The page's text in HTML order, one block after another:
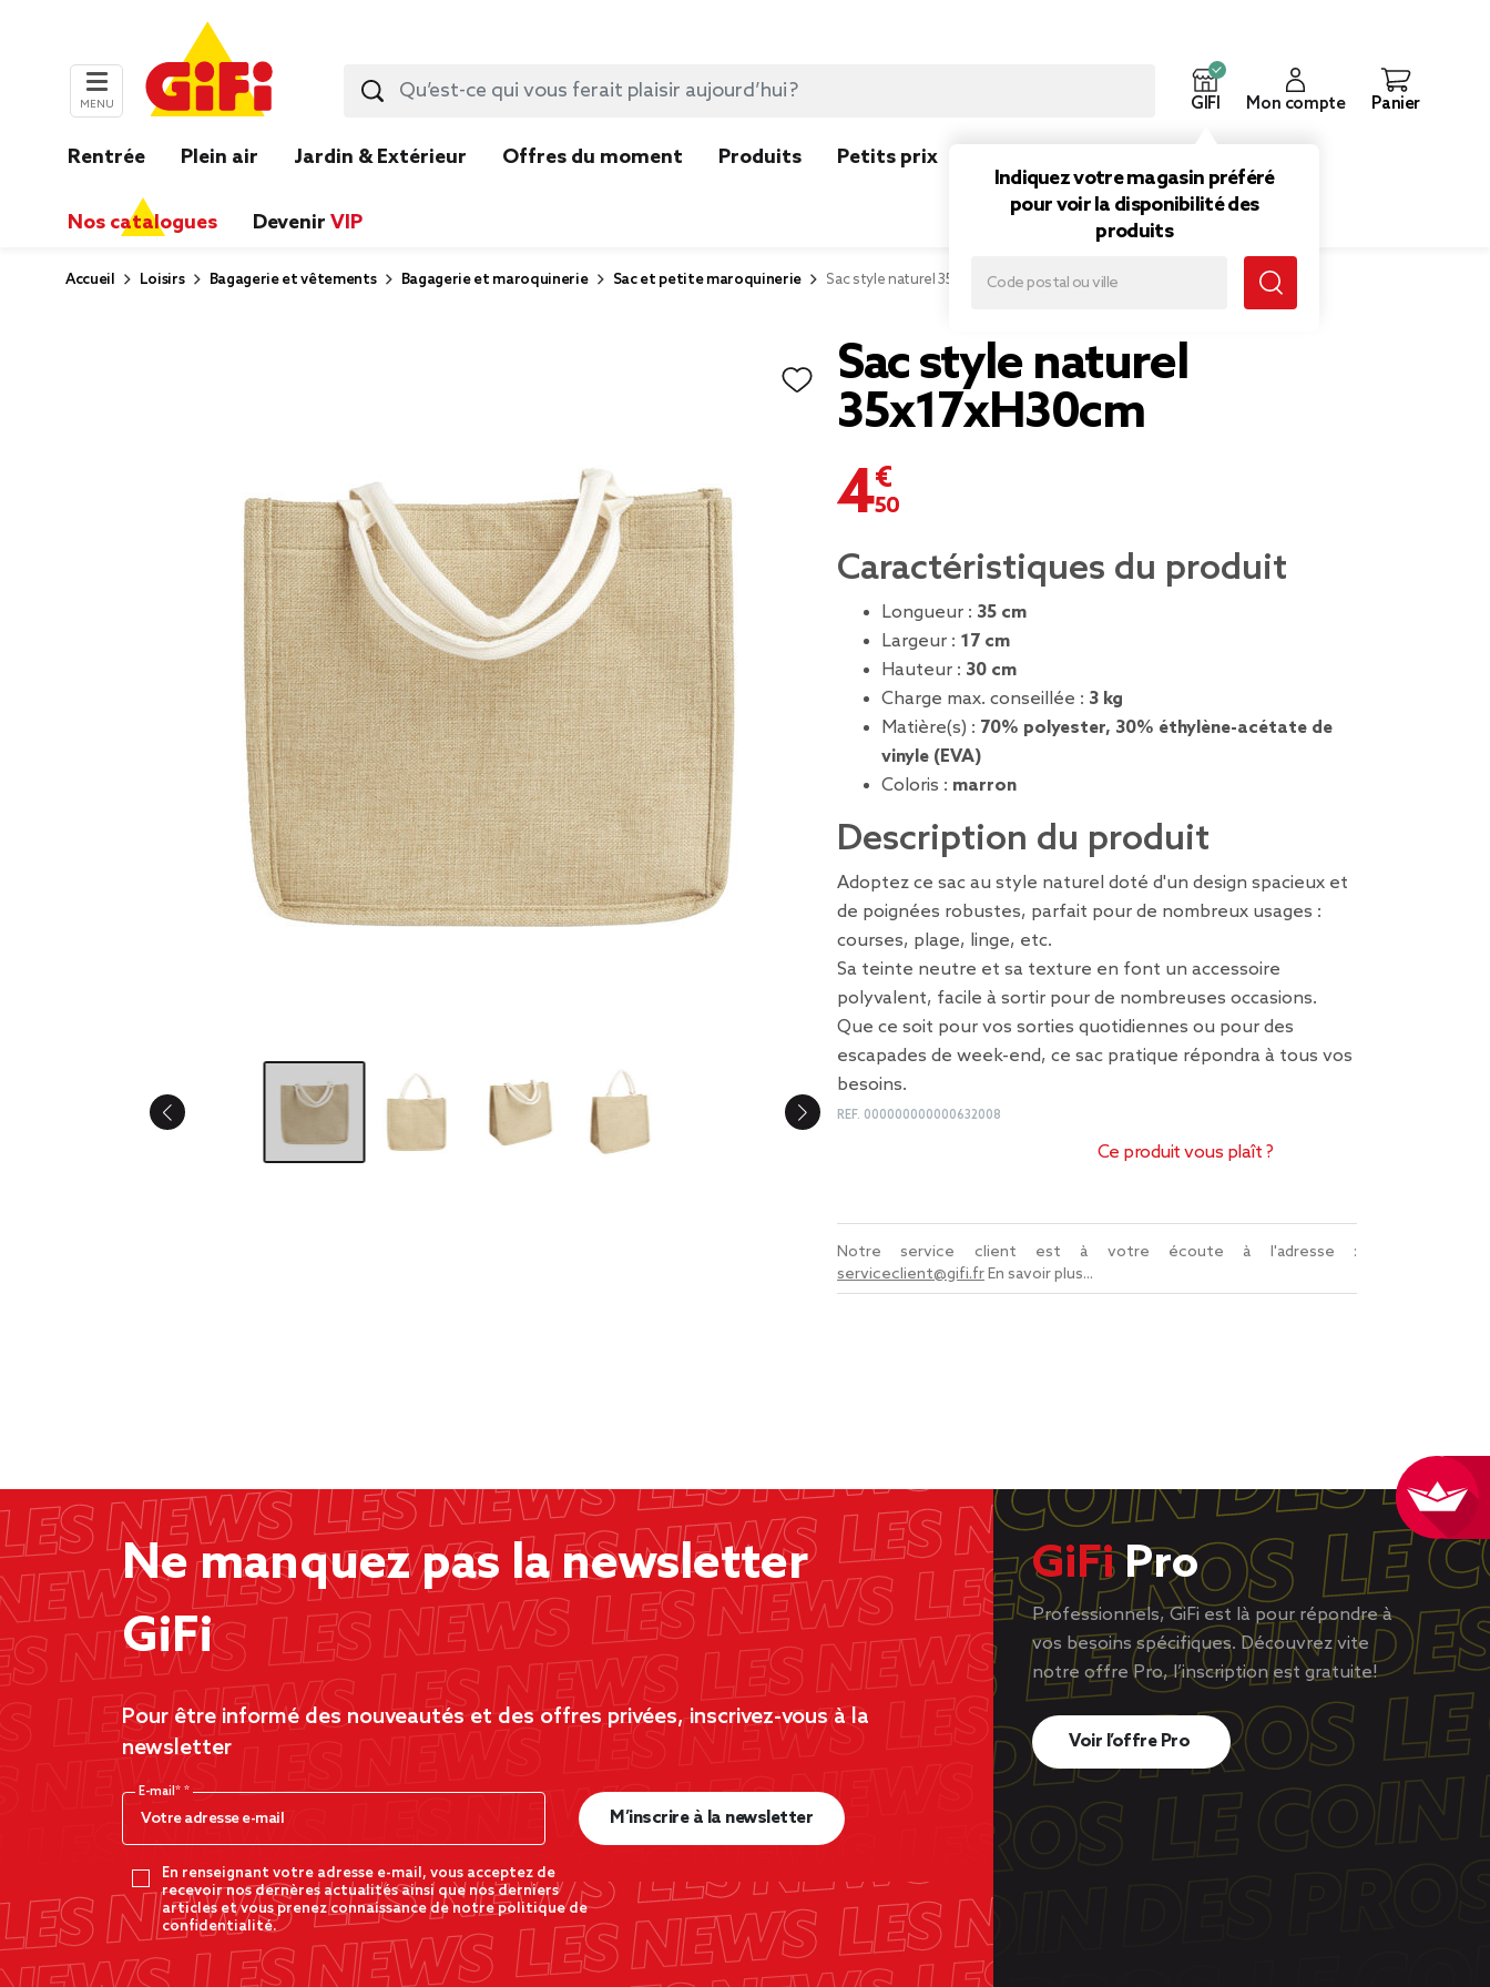
MENU GIFI
Indiquez votre magasin préféré
pour voir la disponibilité des
produits
Mon compte Panier
Rentrée Plein air Jardin & Extérieur Offres du moment Produits Petits prix
Nos catalogues Devenir VIP
Accueil Loisirs Bagagerie et vêtements Bagagerie et maroquinerie Sac et petite maroquinerie Sac style naturel 35x17xH30cm
Sac style naturel
35x17xH30cm
4,50 €
Caractéristiques du produit
Longueur : 35 cm
Largeur : 17 cm
Hauteur : 30 cm
Charge max. conseillée : 3 kg
Matière(s) : 70% polyester, 30% éthylène-acétate de
vinyle (EVA)
Coloris : marron
Description du produit
Adoptez ce sac au style naturel doté d'un design spacieux et
de poignées robustes, parfait pour de nombreux usages :
courses, plage, linge, etc.
Sa teinte neutre et sa texture en font un accessoire
polyvalent, facile à sortir pour de nombreuses occasions.
Que ce soit pour vos sorties quotidiennes ou pour des
escapades de week-end, ce sac pratique répondra à tous vos
besoins.
REF. 000000000000632008
Ce produit vous plaît ?
Notre service client est à votre écoute à l'adresse :
serviceclient@gifi.frEn savoir plus...
Ne manquez pas la newsletter
GiFi
Pour être informé des nouveautés et des offres privées, inscrivez-vous à la
newsletter
E-mail*
En renseignant votre adresse e-mail, vous acceptez de
recevoir nos dernères actualités ainsi que nos derniers
articles et vous prenez connaissance de notre politique de
confidentialité.
M’inscrire à la newsletter
GiFiPro
Professionnels, GiFi est là pour répondre à
vos besoins spécifiques. Découvrez vite
notre offre Pro, l’inscription est gratuite!
Voir l’offre Pro